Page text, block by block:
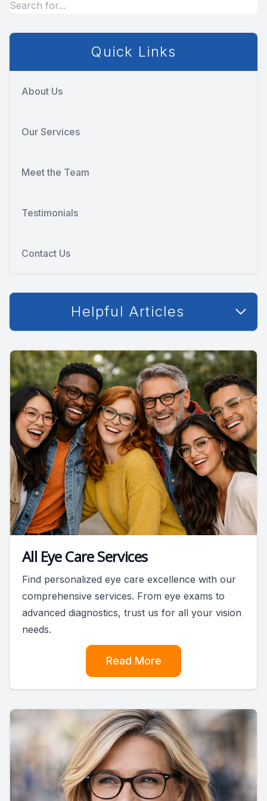
Quick Links
About Us
Our Services
Meet the Team
Testimonials
Contact Us
Helpful Articles
All Eye Care Services
Find personalized eye care excellence with our
comprehensive services. From eye exams to
advanced diagnostics, trust us for all your vision
needs.
Read More